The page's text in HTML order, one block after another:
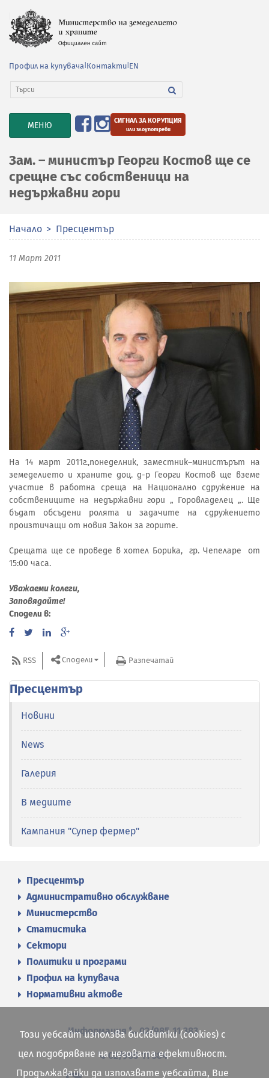
Профил на купувача Контакти EN
TOGGLE
NAVIGATION
МЕНЮ СИГНАЛ ЗА КОРУПЦИЯ
или злоупотреби
Зам. – министър Георги Костов ще се
срещне със собственици на
недържавни гори
Начало Пресцентър
11 Март 2011
На 14 март 2011г.,понеделник, заместник–министърът на
земеделието и храните доц. д-р Георги Костов ще вземе
участие в работна среща на Национално сдружение на
собствениците на недържавни гори „ Горовладелец „. Ще
бъдат обсъдени ролята и задачите на сдружението
произтичащи от новия Закон за горите.
Срещата ще се проведе в хотел Борика, гр. Чепеларе от
15:00 часа.
Уважаеми колеги,
Заповядайте!
Сподели в:
RSS Сподели Разпечатай
Пресцентър
Новини
News
Галерия
В медиите
Кампания "Супер фермер"
Пресцентър
Административно обслужване
Министерство
Статистика
Сектори
Политики и програми
Профил на купувача
Нормативни актове
Информация 02/985 11 383
02/985 11 384
Този уебсайт използва бисквитки (cookies) с
цел подобряване на неговата ефективност.
Продължавайки да използвате уебсайта, Вие